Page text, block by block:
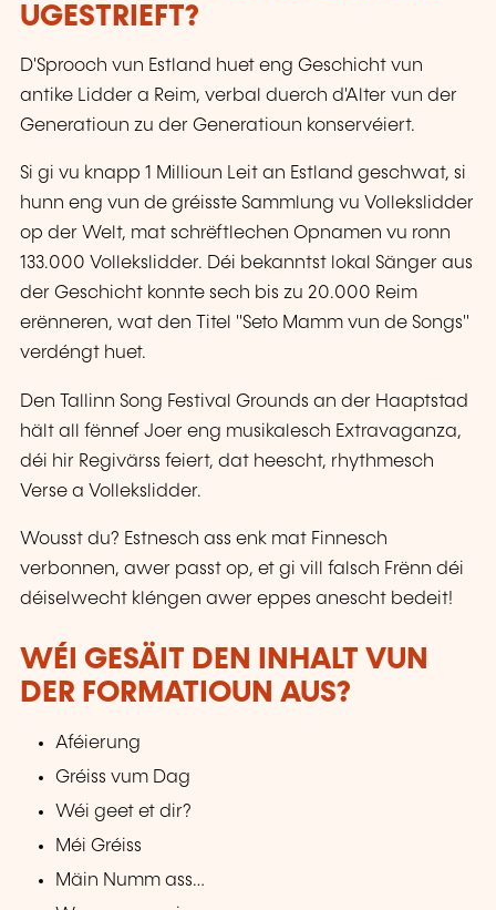
UGESTRIEFT?
D'Sprooch vun Estland huet eng Geschicht vun
antike Lidder a Reim, verbal duerch d'Alter vun der
Generatioun zu der Generatioun konservéiert.
Si gi vu knapp 1 Millioun Leit an Estland geschwat, si
hunn eng vun de gréisste Sammlung vu Vollekslidder
op der Welt, mat schrëftlechen Opnamen vu ronn
133.000 Vollekslidder. Déi bekanntst lokal Sänger aus
der Geschicht konnte sech bis zu 20.000 Reim
erënneren, wat den Titel "Seto Mamm vun de Songs"
verdéngt huet.
Den Tallinn Song Festival Grounds an der Haaptstad
hält all fënnef Joer eng musikalesch Extravaganza,
déi hir Regivärss feiert, dat heescht, rhythmesch
Verse a Vollekslidder.
Wousst du? Estnesch ass enk mat Finnesch
verbonnen, awer passt op, et gi vill falsch Frënn déi
déiselwecht kléngen awer eppes anescht bedeit!
WÉI GESÄIT DEN INHALT VUN
DER FORMATIOUN AUS?
Aféierung
Gréiss vum Dag
Wéi geet et dir?
Méi Gréiss
Mäin Numm ass…